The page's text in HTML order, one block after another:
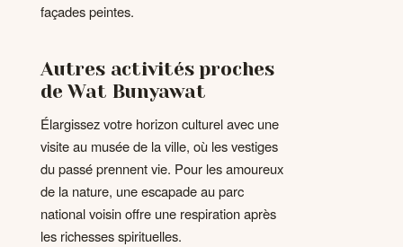
façades peintes.
Autres activités proches
de Wat Bunyawat
Élargissez votre horizon culturel avec une
visite au musée de la ville, où les vestiges
du passé prennent vie. Pour les amoureux
de la nature, une escapade au parc
national voisin offre une respiration après
les richesses spirituelles.